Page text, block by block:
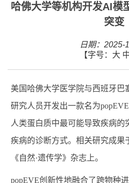
哈佛大学等机构开发AI模
突变
日期：2025-
【字号： 大
美国哈佛大学医学院与西班牙巴
研究人员开发出一款名为popEVE
人类蛋白质中最可能导致疾病的
疾病的诊断方式。相关研究成果
《自然·遗传学》杂志上。
popEVE创新性地融合了跨物种